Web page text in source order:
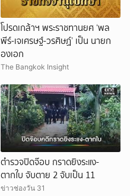
โปรดเกล้าฯ พระราชทานยศ ‘พล
พีร์-เจเศรษฐ์-วรศิษฏ์’ เป็น นายก
องเอก
The Bangkok Insight
ตำรวจปิดจ๊อบ กราดยิงระแง-
ตากใบ จับตาย 2 จับเป็น 11
ข่าวช่องวัน 31